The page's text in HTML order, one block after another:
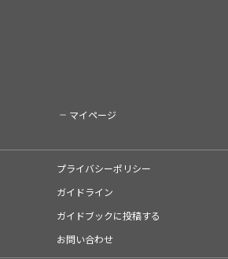
マイページ
プライバシーポリシー
ガイドライン
ガイドブックに投稿する
お問い合わせ